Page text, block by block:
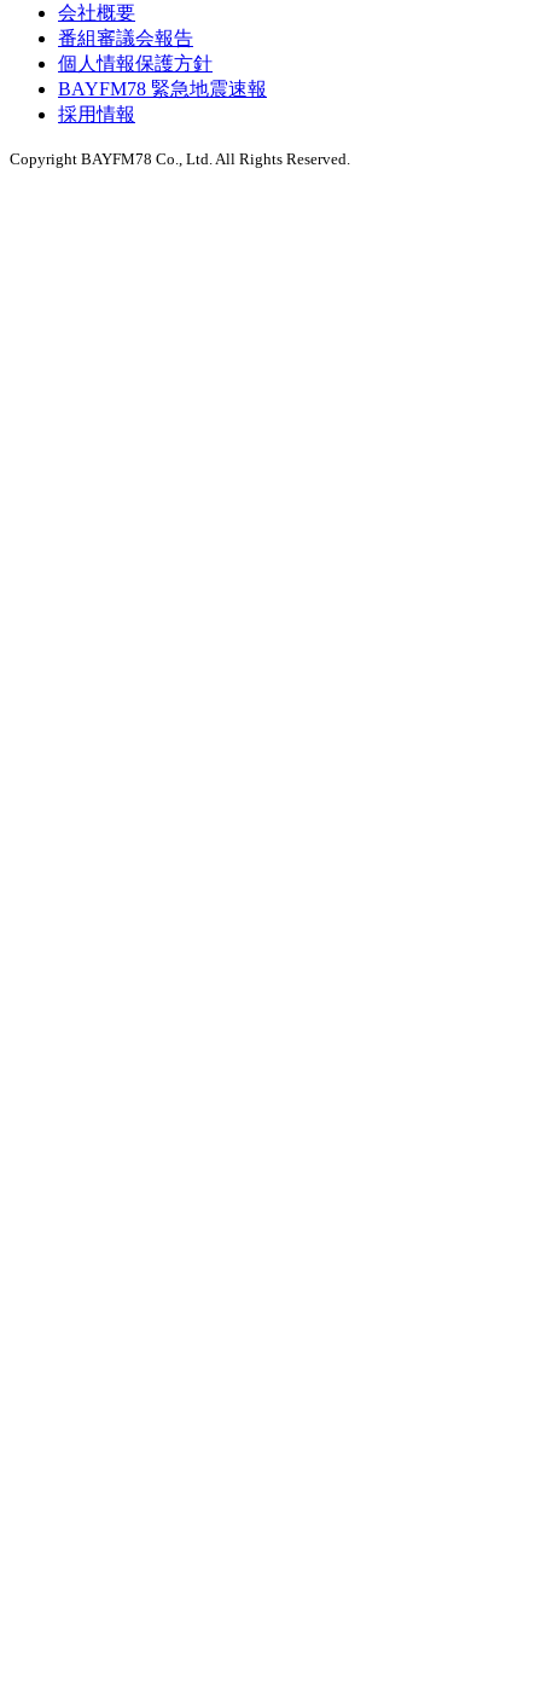
会社概要
番組審議会報告
個人情報保護方針
BAYFM78 緊急地震速報
採用情報
Copyright BAYFM78 Co., Ltd. All Rights Reserved.